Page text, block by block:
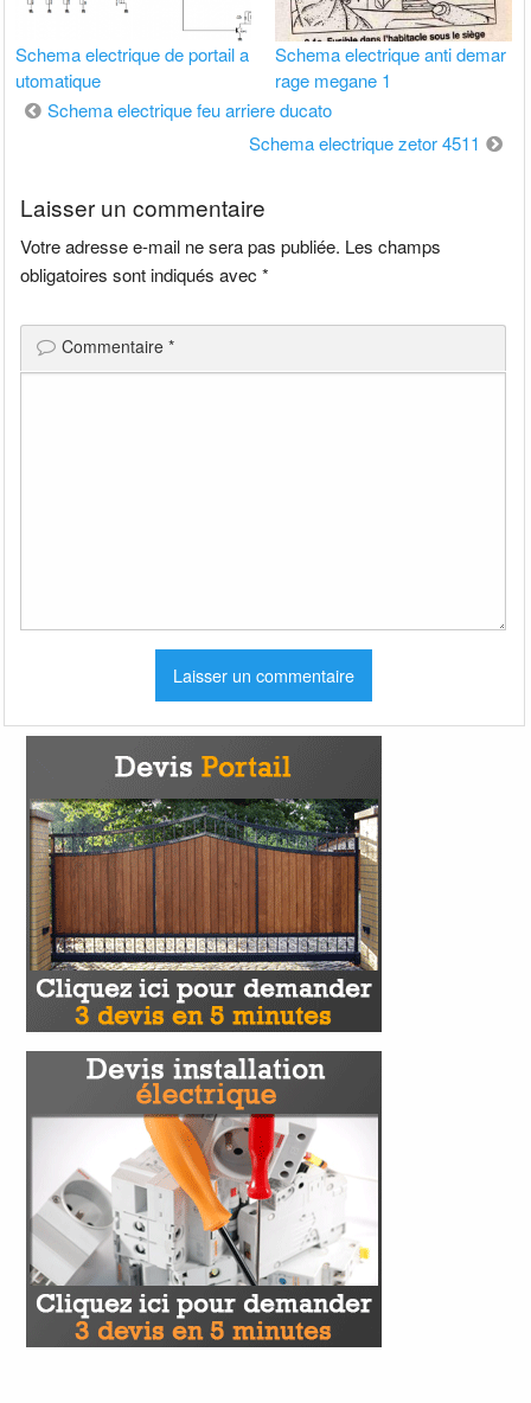
Schema electrique de portail a
utomatique
Schema electrique anti demar
rage megane 1
Navigation
Schema electrique feu arriere ducato
Schema electrique zetor 4511
Laisser un commentaire
Votre adresse e-mail ne sera pas publiée. Les champs
obligatoires sont indiqués avec*
Commentaire*